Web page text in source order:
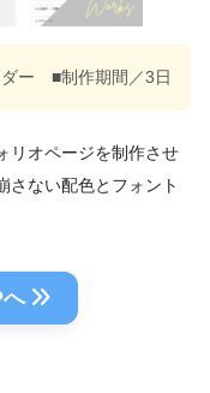
ダー ■制作期間／3日
リオページを制作させ
さない配色とフォント